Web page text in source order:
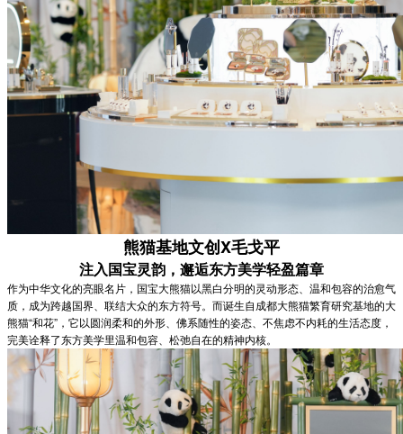
熊猫基地文创X毛戈平
注入国宝灵韵，邂逅东方美学轻盈篇章
作为中华文化的亮眼名片，国宝大熊猫以黑白分明的灵动形态、温和包容的治愈气
质，成为跨越国界、联结大众的东方符号。而诞生自成都大熊猫繁育研究基地的大
熊猫“和花”，它以圆润柔和的外形、佛系随性的姿态、不焦虑不内耗的生活态度，
完美诠释了东方美学里温和包容、松弛自在的精神内核。